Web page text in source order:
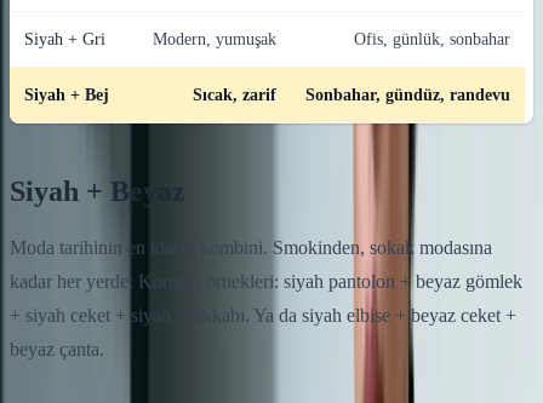
Siyah + Gri Modern, yumuşak Ofis, günlük, sonbahar
Siyah + Bej Sıcak, zarif Sonbahar, gündüz, randevu
Siyah + Beyaz
Moda tarihinin en klasik kombini. Smokinden, sokak modasına
kadar her yerde. Kombin örnekleri: siyah pantolon + beyaz gömlek
+ siyah ceket + siyah ayakkabı. Ya da siyah elbise + beyaz ceket +
beyaz çanta.